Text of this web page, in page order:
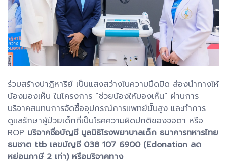
ร่วมสร้างปาฏิหาริย์ เป็นแสงสว่างในความมืดมิด ส่องนำทางให้
น้องมองเห็น ในโครงการ “ช่วยน้องให้มองเห็น” ผ่านการ
บริจาคสมทบการจัดซื้ออุปกรณ์การแพทย์ขั้นสูง และทำการ
ดูแลรักษาผู้ป่วยเด็กที่เป็นโรคความผิดปกติของจอตา หรือ
ROP บริจาคชื่อบัญชี มูลนิธิโรงพยาบาลเด็ก ธนาคารทหารไทย
ธนชาต ttb เลขบัญชี 038 107 6900 (Edonation ลด
หย่อนภาษี 2 เท่า) หรือบริจาคทาง